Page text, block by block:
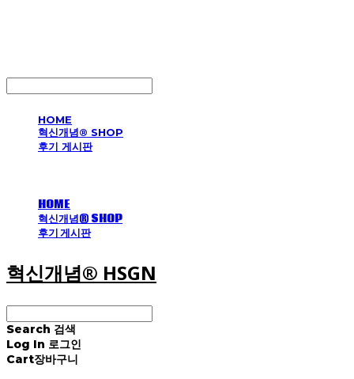
HOME
혁신개념® SHOP
후기 게시판
HOME
혁신개념® SHOP
후기 게시판
혁신개념® HSGN
Search 검색
Log In 로그인
Cart장바구니